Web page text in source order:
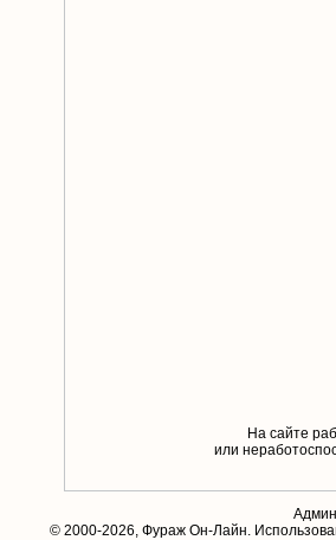
На сайте
или
© 2000-2026, Фураж Он-Лайн.